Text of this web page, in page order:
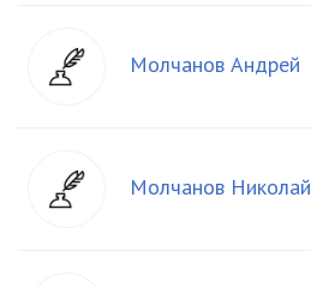
Молчанов Андрей
Молчанов Николай